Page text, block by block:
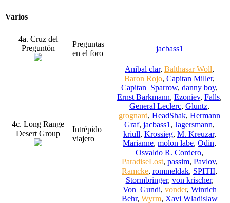
Varios
4a. Cruz del
Preguntón
Preguntas
en el foro
jacbass1
4c. Long Range
Desert Group
Intrépido
viajero
Anibal clar, Balthasar Woll,
Baron Rojo, Capitan Miller,
Capitan_Sparrow, danny boy,
Ernst Barkmann, Ezoniev, Falls,
General Leclerc, Gluntz,
grognard, HeadShak, Hermann
Graf, jacbass1 , Jagersmann,
kriull, Krossieg, M. Kreuzar,
Marianne, molon labe, Odin,
Osvaldo R. Cordero,
ParadiseLost, passim, Pavlov,
Ramcke, rommeldak, SPITII,
Stormbringer, von krischer,
Von_Gundi, vonder, Winrich
Behr, Wyrm, Xavi Wladislaw